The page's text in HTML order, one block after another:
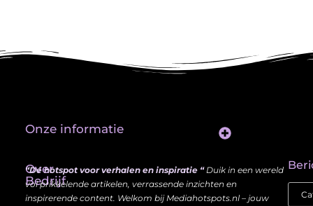
Over
Bedrijf
“Dé hotspot voor verhalen en inspiratie “Duik in een wereld
vol prikkelende artikelen, verrassende inzichten en
inspirerende content. Welkom bij Mediahotspots.nl – jouw
Onze informatie